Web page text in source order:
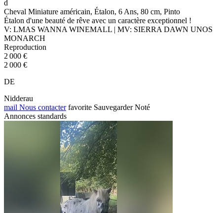
d
Cheval Miniature américain, Étalon, 6 Ans, 80 cm, Pinto
Étalon d'une beauté de rêve avec un caractère exceptionnel !
V: LMAS WANNA WINEMALL | MV: SIERRA DAWN UNOS
MONARCH
Reproduction
2 000 €
2 000 €
DE
Nidderau
mail Nous contacter favorite Sauvegarder Noté
Annonces standards